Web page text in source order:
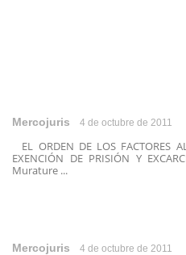
Mercojuris 4 de octubre de 2011
EL ORDEN DE LOS FACTORES
EXENCIÓN DE PRISIÓN Y
Murature ...
Mercojuris 4 de octubre de 2011